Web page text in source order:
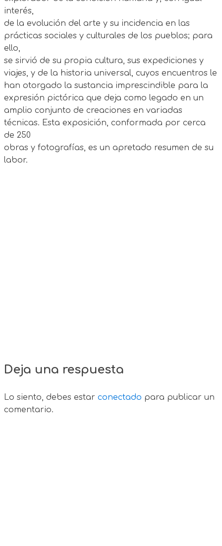
interés,
de la evolución del arte y su incidencia en las
prácticas sociales y culturales de los pueblos; para
ello,
se sirvió de su propia cultura, sus expediciones y
viajes, y de la historia universal, cuyos encuentros le
han otorgado la sustancia imprescindible para la
expresión pictórica que deja como legado en un
amplio conjunto de creaciones en variadas
técnicas. Esta exposición, conformada por cerca
de 250
obras y fotografías, es un apretado resumen de su
labor.
Deja una respuesta
Lo siento, debes estar conectado para publicar un
comentario.